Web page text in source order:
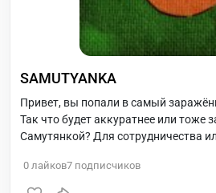
SAMUTYANKA
Привет, вы попали в самый
Так что будет аккуратнее или тоже
Самутянкой? Для сотрудничества
0 лайков7 подписчиков